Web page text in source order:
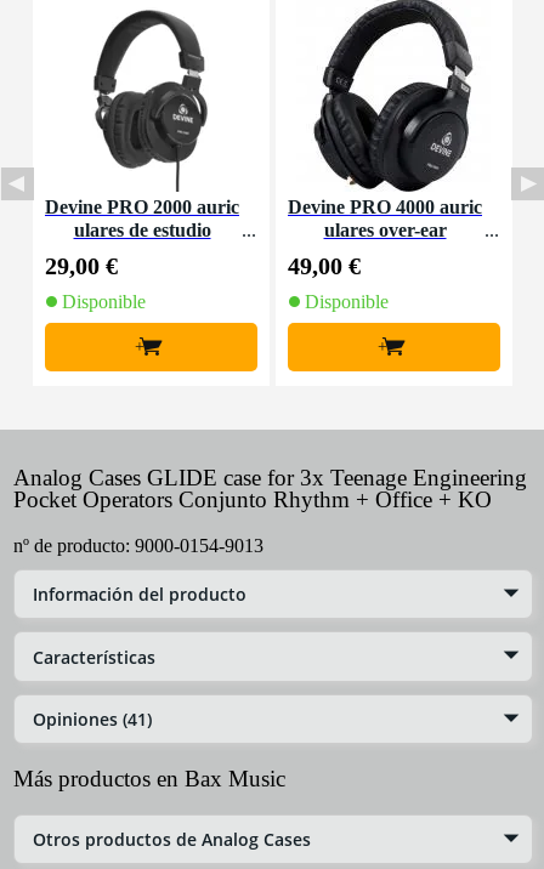
Devine PRO 2000 auric
ulares de estudio
29,00 €
Disponible
+
Devine PRO 4000 auric
ulares over-ear
49,00 €
Disponible
+
Analog Cases GLIDE case for 3x Teenage Engineering
Pocket Operators Conjunto Rhythm + Office + KO
nº de producto: 9000-0154-9013
Información del producto
Características
Opiniones (41)
Más productos en Bax Music
Otros productos de Analog Cases